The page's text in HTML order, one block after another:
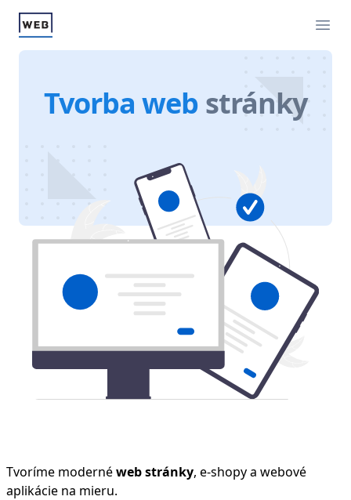
Tvorba web stránky
Tvoríme modernéweb stránky, e-shopy a webové
aplikácie na mieru.